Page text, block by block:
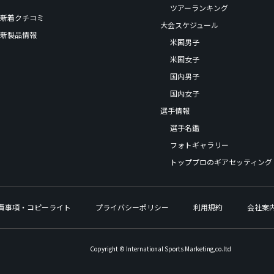
新着クチコミ
新製品情報
ツアーランキング
大会スケジュール
米国男子
米国女子
国内男子
国内女子
選手情報
選手名鑑
フォトギャラリー
トッププロのギアセッティング
事項・コピーライト プライバシーポリシー 利用規約 会社案
Copyright © International Sports Marketing,co.ltd